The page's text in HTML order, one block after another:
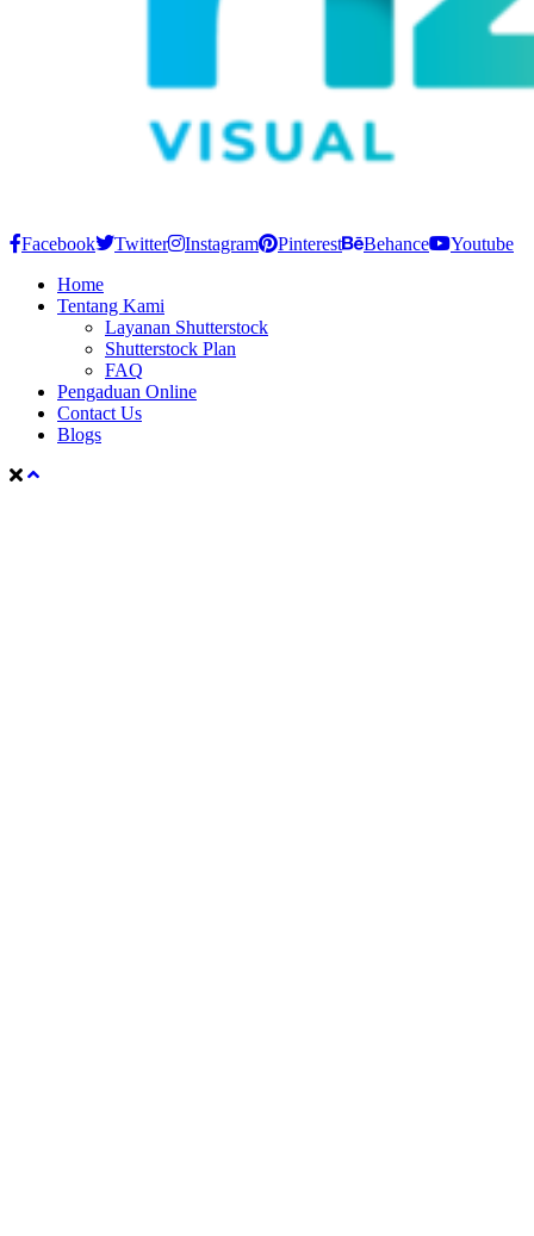
Facebook Twitter Instagram Pinterest Behance
Youtube
Home
Tentang Kami
Layanan Shutterstock
Shutterstock Plan
FAQ
Pengaduan Online
Contact Us
Blogs